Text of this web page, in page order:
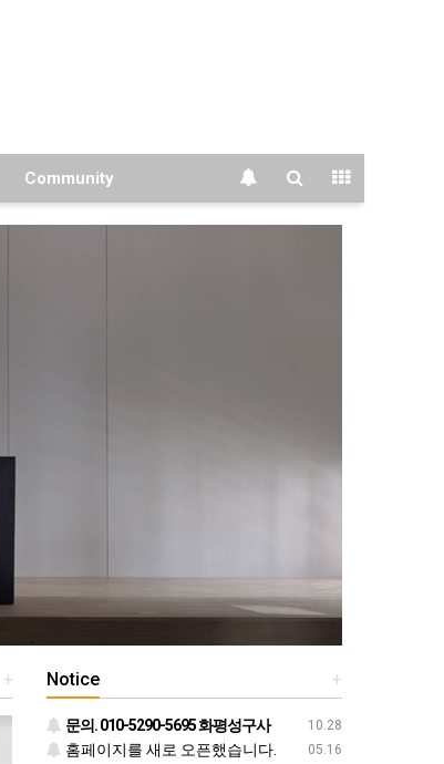
Community
+ +
Notice
10.28
문의. 010-5290-5695 화평성구사
05.16
홈페이지를 새로 오픈했습니다.